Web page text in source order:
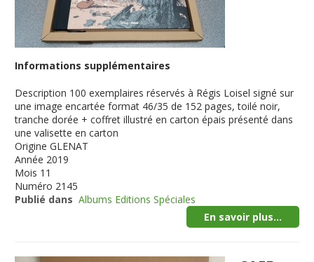
Informations supplémentaires
Description 100 exemplaires réservés à Régis Loisel signé sur
une image encartée format 46/35 de 152 pages, toilé noir,
tranche dorée + coffret illustré en carton épais présenté dans
une valisette en carton
Origine GLENAT
Année 2019
Mois 11
Numéro 2145
Publié dans Albums Editions Spéciales
En savoir plus...